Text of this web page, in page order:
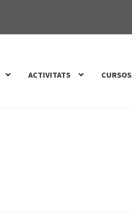
ACTIVITATS CURSOS